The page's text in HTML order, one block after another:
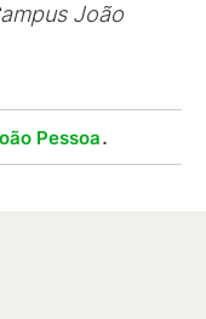
João
Pessoa.